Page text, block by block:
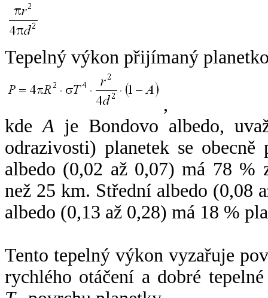
Tepelný výkon přijímaný
,
kdeA je Bondovo albedo,
odrazivosti) planetek se
albedo (0,02 až 0,07) má 78 %
než 25 km. Střední albedo (0,08
albedo (0,13 až 0,28) má 18 %
Tento tepelný výkon vyzařuje
rychlého otáčení a dobré